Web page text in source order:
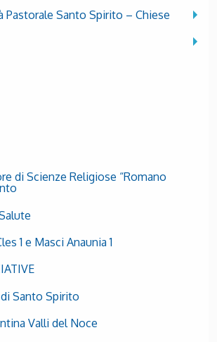
Pastorale Santo Spirito – Chiese
di Scienze Religiose “Romano
1 e Masci Anaunia 1
Santo Spirito
Valli del Noce